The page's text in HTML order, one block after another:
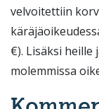
velvoitettiin
€). Lisäksi
molemmissa